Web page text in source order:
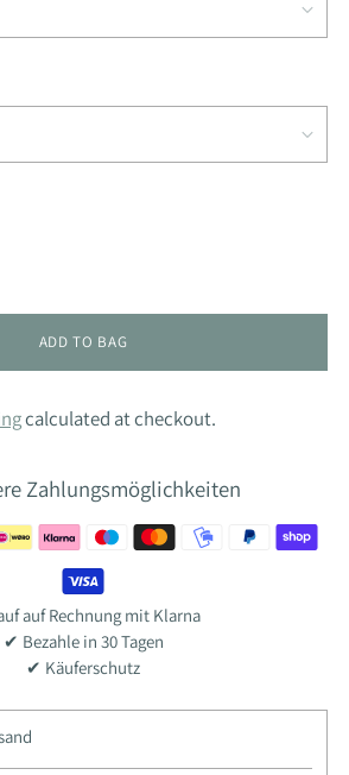
ADD TO BAG
calculated at checkout.
Zahlungsmöglichkeiten
auf Rechnung mit Klarna
✔ Bezahle in 30 Tagen
✔ Käuferschutz